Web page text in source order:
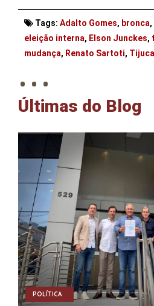
Tags: Adalto Gomes, bronca,
eleição interna, Elson Junckes,
mudança, Renato Sartoti,
. . .
Últimas do Blog
POLÍTICA